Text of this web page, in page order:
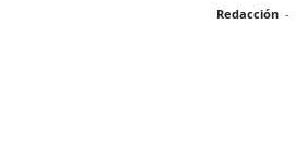
Redacción -